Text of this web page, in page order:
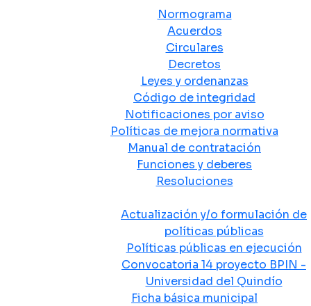
Normograma
Acuerdos
Circulares
Decretos
Leyes y ordenanzas
Código de integridad
Notificaciones por aviso
Políticas de mejora normativa
Manual de contratación
Funciones y deberes
Resoluciones
Actualización y/o formulación de
políticas públicas
Políticas públicas en ejecución
Convocatoria 14 proyecto BPIN -
Universidad del Quindío
Ficha básica municipal